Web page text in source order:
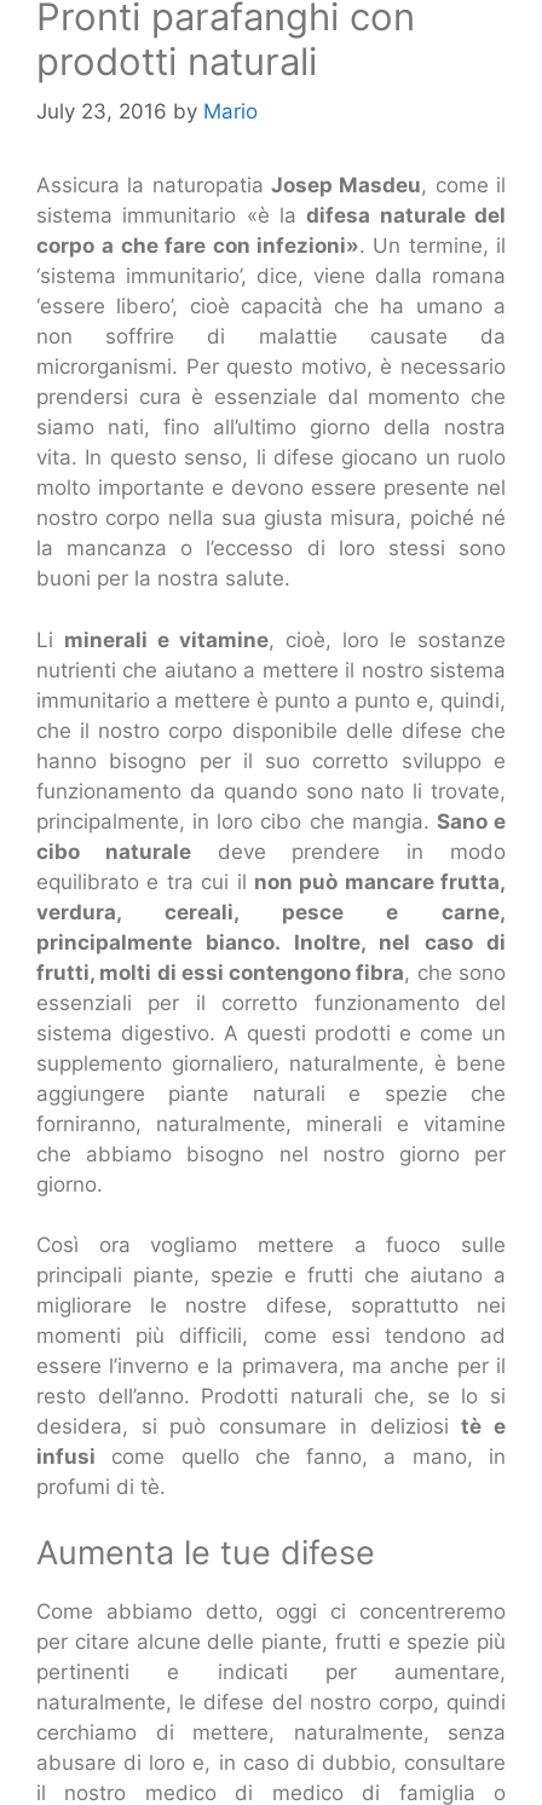
Pronti parafanghi con
prodotti naturali
July 23, 2016 by Mario
Assicura la naturopatia Josep Masdeu, come il
sistema immunitario «è ladifesa naturale del
corpo a che fare con infezioni». Un termine, il
‘sistema immunitario’, dice, viene dalla romana
‘essere libero’, cioè capacità che ha umano a
non soffrire di malattie causate da
microrganismi. Per questo motivo, è necessario
prendersi cura è essenziale dal momento che
siamo nati, fino all’ultimo giorno della nostra
vita. In questo senso, li difese giocano un ruolo
molto importante e devono essere presente nel
nostro corpo nella sua giusta misura, poiché né
la mancanza o l’eccesso di loro stessi sono
buoni per la nostra salute.
Li minerali e vitamine, cioè, loro le sostanze
nutrienti che aiutano a mettere il nostro sistema
immunitario a mettere è punto a punto e, quindi,
che il nostro corpo disponibile delle difese che
hanno bisogno per il suo corretto sviluppo e
funzionamento da quando sono nato li trovate,
principalmente, in loro cibo che mangia. Sano e
cibo naturaledeve prendere in modo
equilibrato e tra cui il non può mancare frutta,
verdura, cereali, pesce e carne,
principalmente bianco. Inoltre, nel caso di
frutti, molti di essi contengono fibra, che sono
essenziali per il corretto funzionamento del
sistema digestivo. A questi prodotti e come un
supplemento giornaliero, naturalmente, è bene
aggiungere piante naturali e spezie che
forniranno, naturalmente, minerali e vitamine
che abbiamo bisogno nel nostro giorno per
giorno.
Così ora vogliamo mettere a fuoco sulle
principali piante, spezie e frutti che aiutano a
migliorare le nostre difese, soprattutto nei
momenti più difficili, come essi tendono ad
essere l’inverno e la primavera, ma anche per il
resto dell’anno. Prodotti naturali che, se lo si
desidera, si può consumare in deliziositè e
infusi come quello che fanno, a mano, in
profumi di tè.
Aumenta le tue difese
Come abbiamo detto, oggi ci concentreremo
per citare alcune delle piante, frutti e spezie più
pertinenti e indicati per aumentare,
naturalmente, le difese del nostro corpo, quindi
cerchiamo di mettere, naturalmente, senza
abusare di loro e, in caso di dubbio, consultare
il nostro medico di medico di famiglia o